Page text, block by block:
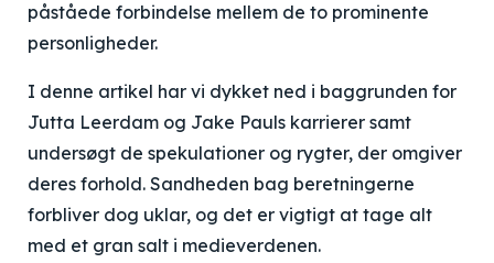
påståede forbindelse mellem de to prominente
personligheder.
I denne artikel har vi dykket ned i baggrunden for
Jutta Leerdam og Jake Pauls karrierer samt
undersøgt de spekulationer og rygter, der omgiver
deres forhold. Sandheden bag beretningerne
forbliver dog uklar, og det er vigtigt at tage alt
med et gran salt i medieverdenen.